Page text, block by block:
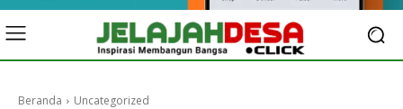
Beranda Uncategorized